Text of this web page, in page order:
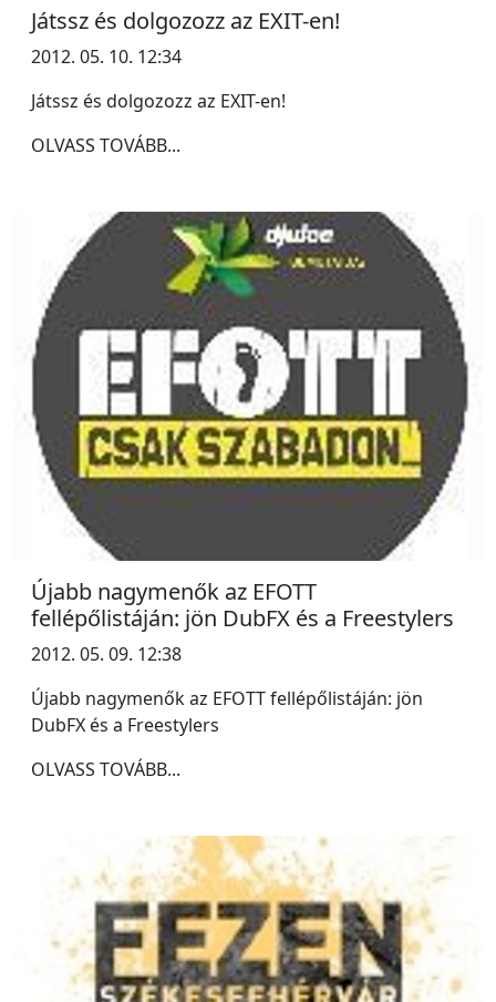
Játssz és dolgozozz az EXIT-en!
2012. 05. 10. 12:34
Játssz és dolgozozz az EXIT-en!
OLVASS TOVÁBB...
Újabb nagymenők az EFOTT
fellépőlistáján: jön DubFX és a Freestylers
2012. 05. 09. 12:38
Újabb nagymenők az EFOTT fellépőlistáján: jön
DubFX és a Freestylers
OLVASS TOVÁBB...